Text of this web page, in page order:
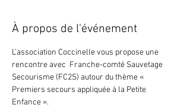
À propos de l'événement
L’association Coccinelle vous propose une
rencontre avec  Franche-comté Sauvetage
Secourisme (FC2S) autour du thème «
Premiers secours appliquée à la Petite
Enfance ».